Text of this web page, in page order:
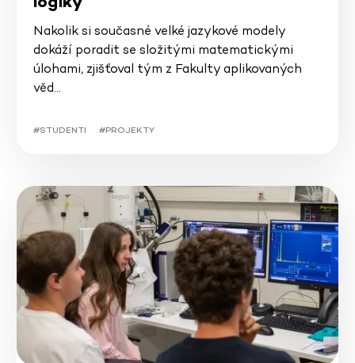
Nakolik si současné velké jazykové modely
dokáží poradit se složitými matematickými
úlohami, zjišťoval tým z Fakulty aplikovaných
věd…
#STUDENTI #PROJEKTY